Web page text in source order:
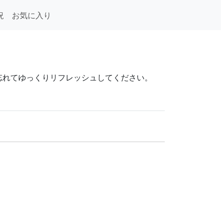
お気に入り
てゆっくりリフレッシュしてください。